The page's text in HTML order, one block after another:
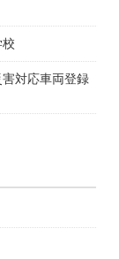
害対応車両登録